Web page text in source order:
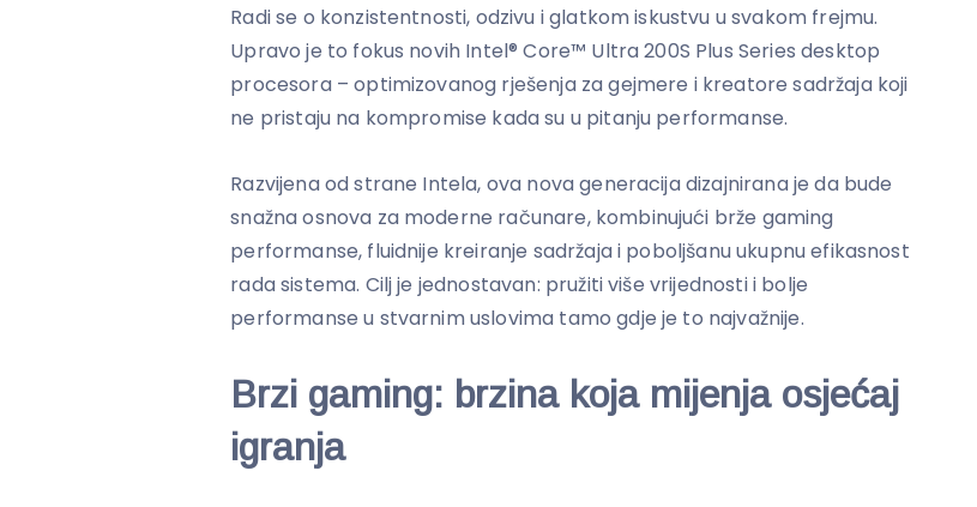
Radi se o konzistentnosti, odzivu i glatkom iskustvu u svakom frejmu.
Upravo je to fokus novih Intel® Core™ Ultra 200S Plus Series desktop
procesora – optimizovanog rješenja za gejmere i kreatore sadržaja koji
ne pristaju na kompromise kada su u pitanju performanse.
Razvijena od strane Intela, ova nova generacija dizajnirana je da bude
snažna osnova za moderne računare, kombinujući brže gaming
performanse, fluidnije kreiranje sadržaja i poboljšanu ukupnu efikasnost
rada sistema. Cilj je jednostavan: pružiti više vrijednosti i bolje
performanse u stvarnim uslovima tamo gdje je to najvažnije.
Brzi gaming: brzina koja mijenja osjećaj
igranja